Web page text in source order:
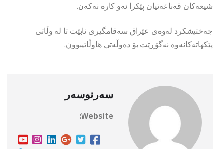
شیعەکان قەناعەتیان پێکرا ئەو کارە نەکەن.
جەختیشكرد لەوەی عێراق سەقامگیری نابێت تا لە وڵاتی
پێکهاتەکانەوە نەگۆڕێت بۆ دەوڵەتی هاوڵاتیبوون.
سەرنوسەر
Website: